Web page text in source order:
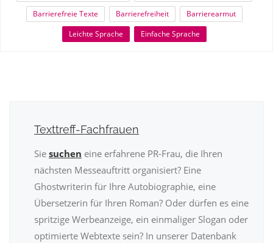
Barrierefreie Texte
Barrierefreiheit
Barrierearmut
Leichte Sprache
Einfache Sprache
Texttreff-Fachfrauen
Sie suchen eine erfahrene PR-Frau, die Ihren
nächsten Messeauftritt organisiert? Eine
Ghostwriterin für Ihre Autobiographie, eine
Übersetzerin für Ihren Roman? Oder dürfen es eine
spritzige Werbeanzeige, ein einmaliger Slogan oder
optimierte Webtexte sein? In unserer Datenbank